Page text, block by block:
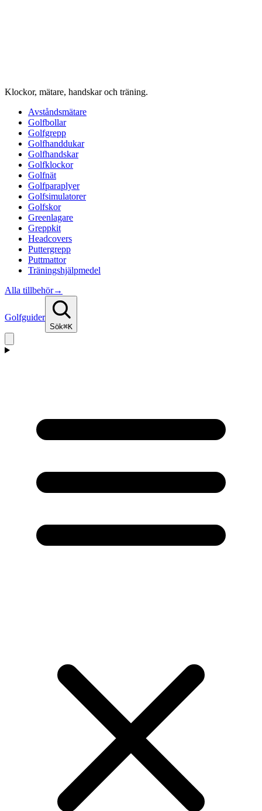
Klockor, mätare, handskar och träning.
Avståndsmätare
Golfbollar
Golfgrepp
Golfhanddukar
Golfhandskar
Golfklockor
Golfnät
Golfparaplyer
Golfsimulatorer
Golfskor
Greenlagare
Greppkit
Headcovers
Puttergrepp
Puttmattor
Träningshjälpmedel
Alla tillbehör→
Golfguider
Sök⌘K